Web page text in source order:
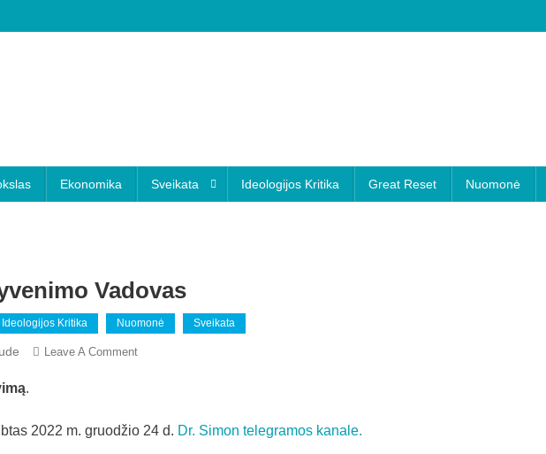
Ekonomika Sveikata Ideologijos Kritika Great Reset Nuomonė
Vadovas
Ideologijos Kritika Nuomonė Sveikata
Leave A CommentOn
.
2022 m. gruodžio 24 d. Dr. Simon telegramos kanale.